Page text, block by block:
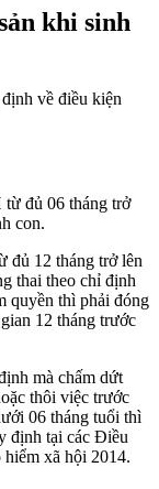
khi sinh
về điều kiện
đủ 06 tháng trở
con.
đủ 12 tháng trở lên
thai theo chỉ định
quyền thì phải đóng
12 tháng trước
mà chấm dứt
thôi việc trước
06 tháng tuổi thì
định tại các Điều
xã hội 2014.